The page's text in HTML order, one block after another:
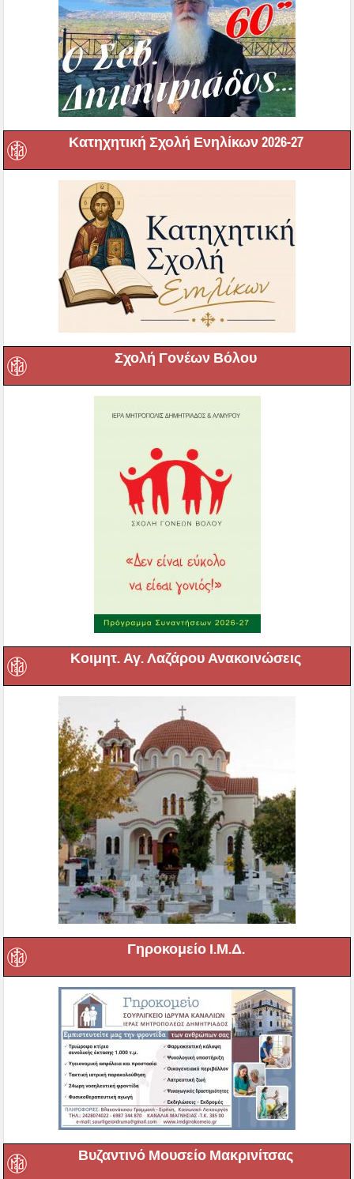
Κατηχητική Σχολή Ενηλίκων 2026-27
Σχολή Γονέων Βόλου
Κοιμητ. Αγ. Λαζάρου Ανακοινώσεις
Γηροκομείο Ι.Μ.Δ.
Βυζαντινό Μουσείο Μακρινίτσας